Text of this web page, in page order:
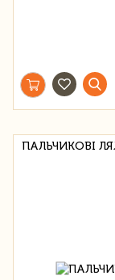
ПАЛЬЧИКОВІ